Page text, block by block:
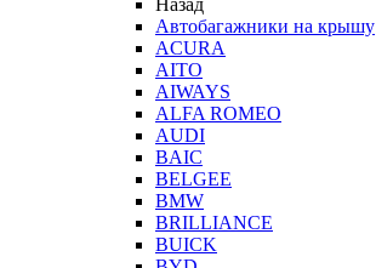
Назад
Автобагажники на крышу
ACURA
AITO
AIWAYS
ALFA ROMEO
AUDI
BAIC
BELGEE
BMW
BRILLIANCE
BUICK